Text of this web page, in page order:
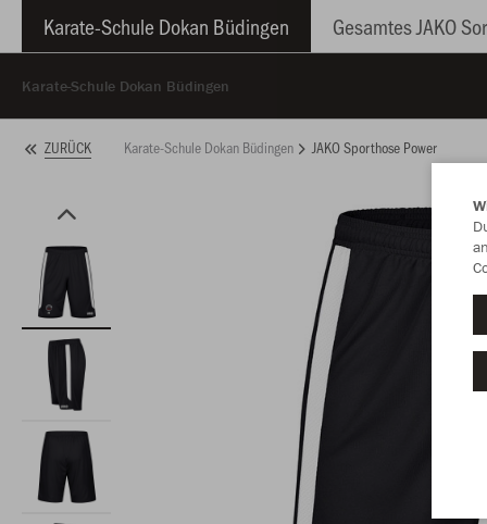
Karate-Schule Dokan Büdingen Gesamtes JAKO
Karate-Schule Dokan Büdingen
ZURÜCK Karate-Schule Dokan Büdingen JAKO Sporthose Power